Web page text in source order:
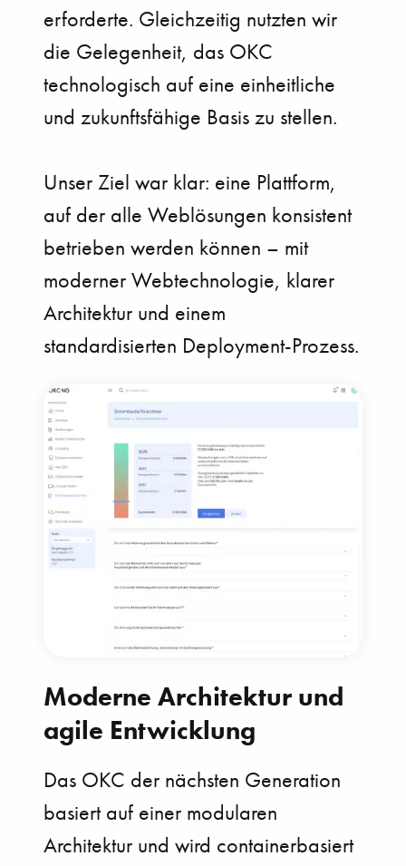
erforderte. Gleichzeitig nutzten wir
die Gelegenheit, das OKC
technologisch auf eine einheitliche
und zukunftsfähige Basis zu stellen.
Unser Ziel war klar: eine Plattform,
auf der alle Weblösungen konsistent
betrieben werden können – mit
moderner Webtechnologie, klarer
Architektur und einem
standardisierten Deployment-Prozess.
Moderne Architektur und
agile Entwicklung
Das OKC der nächsten Generation
basiert auf einer modularen
Architektur und wird containerbasiert